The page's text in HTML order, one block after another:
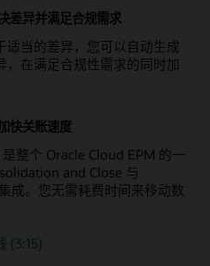
应用中，满足您的合规性需
差异并满足合规需求
适当的差异，您可以自动生成
，在满足合规性需求的同时加
快关账速度
整个 Oracle Cloud EPM 的一
and Close 与
成。您无需耗费时间来移动数
(3:15)